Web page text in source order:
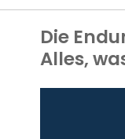
Die
Alles,